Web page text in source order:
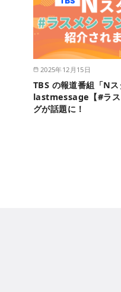
2025年12月15日
TBS の報道番組「N
lastmessage【#ラス
グが話題に！